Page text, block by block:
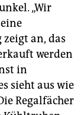
„Wir
an, das
werden
in
sieht aus wie
Regalfächer